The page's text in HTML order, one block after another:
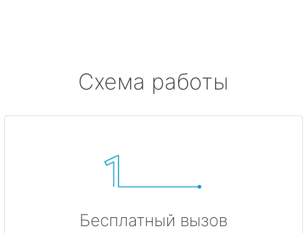
Схема работы
Бесплатный вызов